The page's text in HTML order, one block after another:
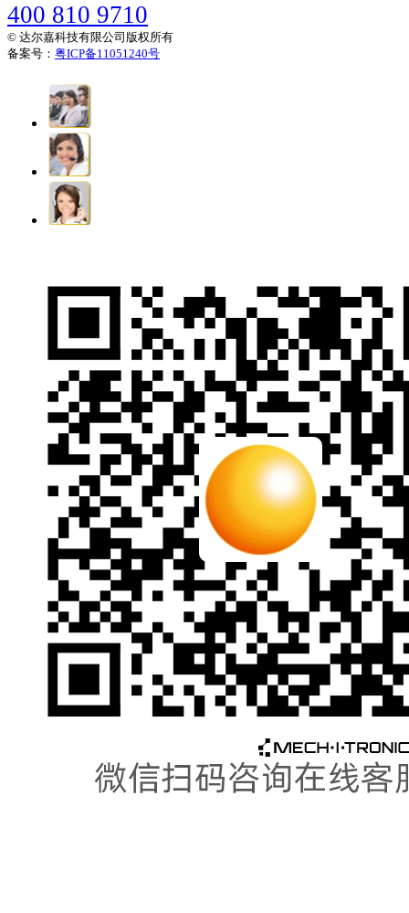
400 810 9710
© 达尔嘉科技有限公司版权所有
备案号： 粤ICP备11051240号